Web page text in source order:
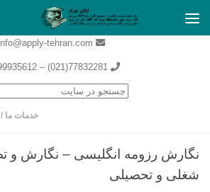
خدمات ما /
شغلی و تحصیلی